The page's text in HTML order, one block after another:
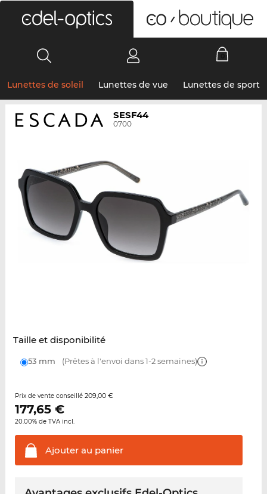
Lunettes de soleil Lunettes de vue Lunettes de sport
SESF44
0700
Taille et disponibilité
53 mm (Prêtes à l'envoi dans 1-2 semaines)
Prix de vente conseillé 209,00 €
177,65€
20.00% de TVA incl.
Ajouter au panier